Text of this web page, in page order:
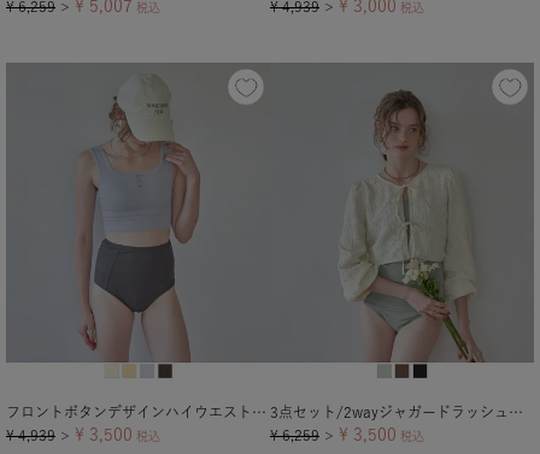
¥ 6,259 ＞ ¥ 5,007 税込
¥ 4,939 ＞ ¥ 3,000 税込
フロントボタンデザインハイウエストビキニ/水着【メール便可／100】
¥ 4,939 ＞ ¥ 3,500 税込
3点セット/2wayジャガードラッシュガード×ビキニ/水着
¥ 6,259 ＞ ¥ 3,500 税込